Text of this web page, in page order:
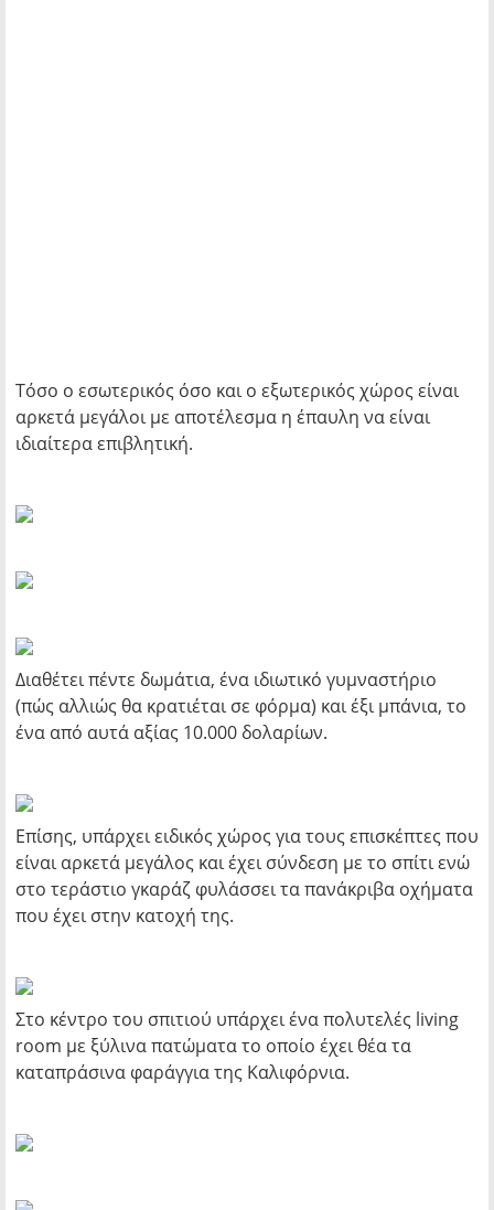
Τόσο ο εσωτερικός όσο και ο εξωτερικός χώρος είναι
αρκετά μεγάλοι με αποτέλεσμα η έπαυλη να είναι
ιδιαίτερα επιβλητική.
Διαθέτει πέντε δωμάτια, ένα ιδιωτικό γυμναστήριο
(πώς αλλιώς θα κρατιέται σε φόρμα) και έξι μπάνια, το
ένα από αυτά αξίας 10.000 δολαρίων.
Επίσης, υπάρχει ειδικός χώρος για τους επισκέπτες που
είναι αρκετά μεγάλος και έχει σύνδεση με το σπίτι ενώ
στο τεράστιο γκαράζ φυλάσσει τα πανάκριβα οχήματα
που έχει στην κατοχή της.
Στο κέντρο του σπιτιού υπάρχει ένα πολυτελές living
room με ξύλινα πατώματα το οποίο έχει θέα τα
καταπράσινα φαράγγια της Καλιφόρνια.